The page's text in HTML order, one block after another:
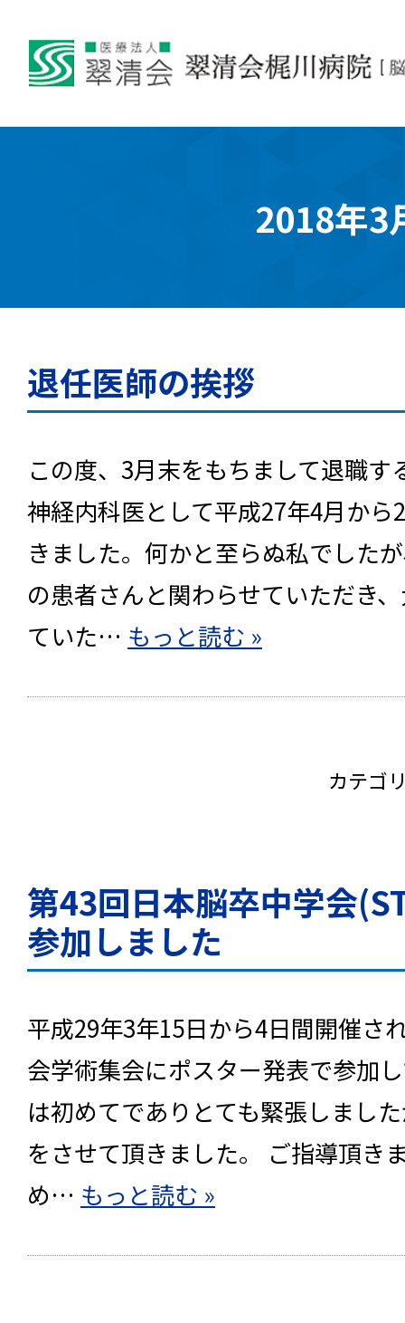
2018年3
退任医師の挨拶
この度、3月末をもちまして退職
神経内科医として平成27年4月か
きました。何かと至らぬ私でした
の患者さんと関わらせていただき
ていた… もっと読む »
カテゴ
第43回日本脳卒中学会
参加しました
平成29年3年15日から4日間開催さ
会学術集会にポスター発表で参加
は初めてでありとても緊張しまし
をさせて頂きました。 ご指導頂き
め… もっと読む »